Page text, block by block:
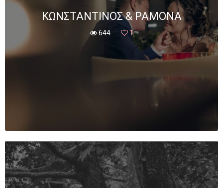
ΚΩΝΣΤΑΝΤΊΝΟΣ & ΡΑΜΌΝΑ
644 1